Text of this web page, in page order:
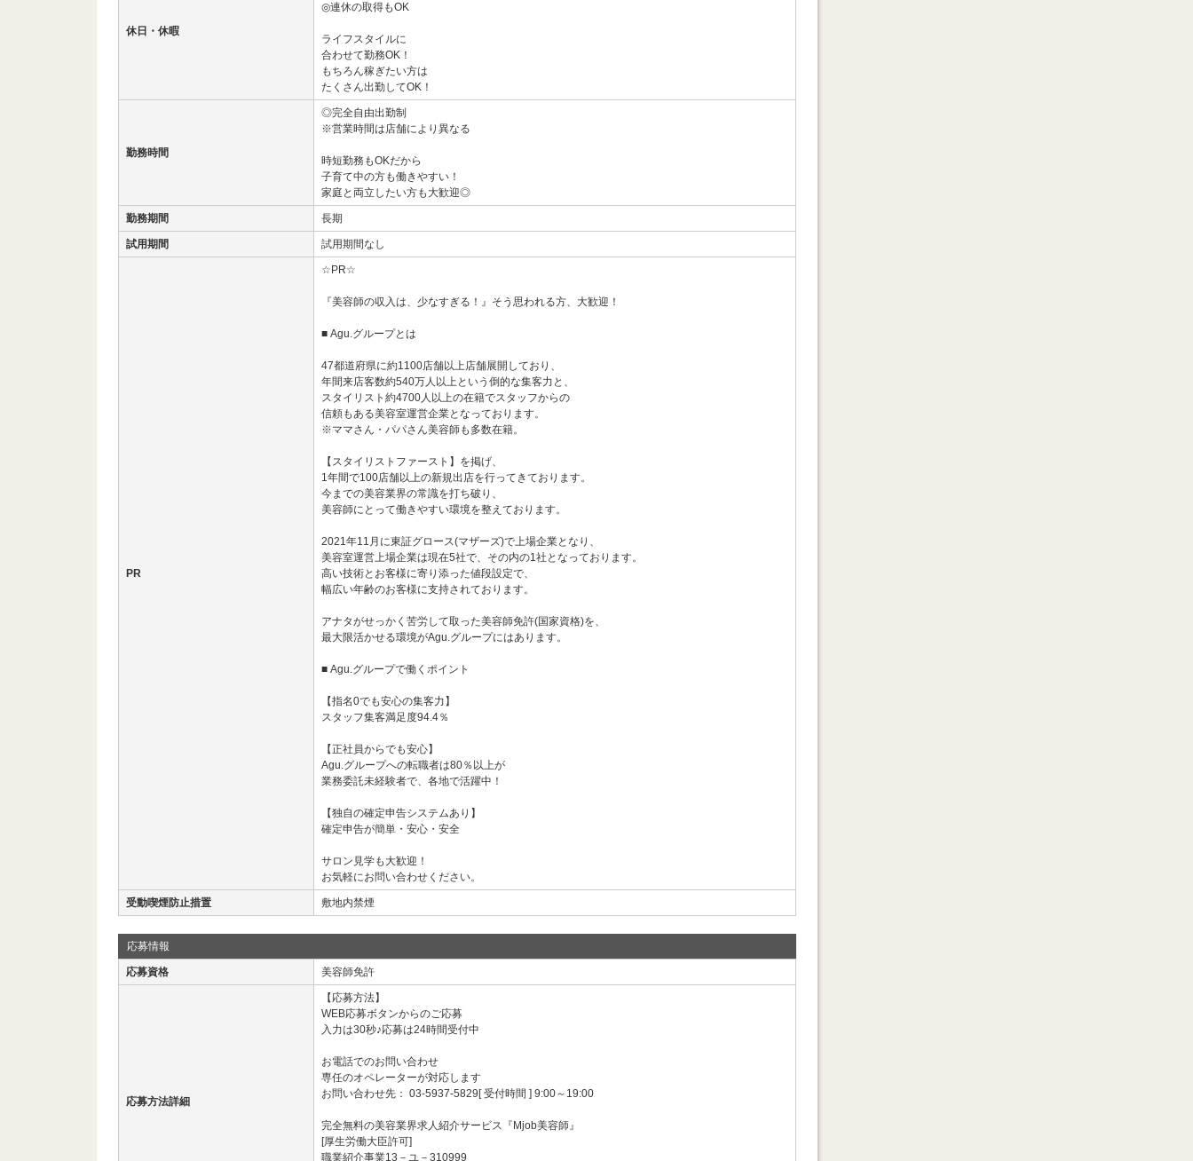
休日・休暇
◎連休の取得もOK
ライフスタイルに
合わせて勤務OK！
もちろん稼ぎたい方は
たくさん出勤してOK！
勤務時間
◎完全自由出勤制
※営業時間は店舗により異なる
時短勤務もOKだから
子育て中の方も働きやすい！
家庭と両立したい方も大歓迎◎
勤務期間 長期
試用期間 試用期間なし
PR
☆PR☆
『美容師の収入は、少なすぎる！』そう思われる方、大歓迎！
■ Agu.グループとは
47都道府県に約1100店舗以上店舗展開しており、
年間来店客数約540万人以上という倒的な集客力と、
スタイリスト約4700人以上の在籍でスタッフからの
信頼もある美容室運営企業となっております。
※ママさん・パパさん美容師も多数在籍。
【スタイリストファースト】を掲げ、
1年間で100店舗以上の新規出店を行ってきております。
今までの美容業界の常識を打ち破り、
美容師にとって働きやすい環境を整えております。
2021年11月に東証グロース(マザーズ)で上場企業となり、
美容室運営上場企業は現在5社で、その内の1社となっております。
高い技術とお客様に寄り添った値段設定で、
幅広い年齢のお客様に支持されております。
アナタがせっかく苦労して取った美容師免許(国家資格)を、
最大限活かせる環境がAgu.グループにはあります。
■ Agu.グループで働くポイント
【指名0でも安心の集客力】
スタッフ集客満足度94.4％
【正社員からでも安心】
Agu.グループへの転職者は80％以上が
業務委託未経験者で、各地で活躍中！
【独自の確定申告システムあり】
確定申告が簡単・安心・安全
サロン見学も大歓迎！
お気軽にお問い合わせください。
受動喫煙防止措置 敷地内禁煙
応募情報
応募資格 美容師免許
応募方法詳細
【応募方法】
WEB応募ボタンからのご応募
入力は30秒♪応募は24時間受付中
お電話でのお問い合わせ
専任のオペレーターが対応します
お問い合わせ先： 03-5937-5829[ 受付時間 ] 9:00～19:00
完全無料の美容業界求人紹介サービス『Mjob美容師』
[厚生労働大臣許可]
職業紹介事業13－ユ－310999